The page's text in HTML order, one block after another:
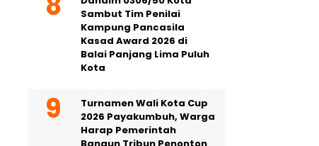
Sambut Tim Penilai
Kampung Pancasila
Kasad Award 2026 di
Balai Panjang Lima Puluh
Kota
Turnamen Wali Kota Cup
2026 Payakumbuh, Warga
Harap Pemerintah